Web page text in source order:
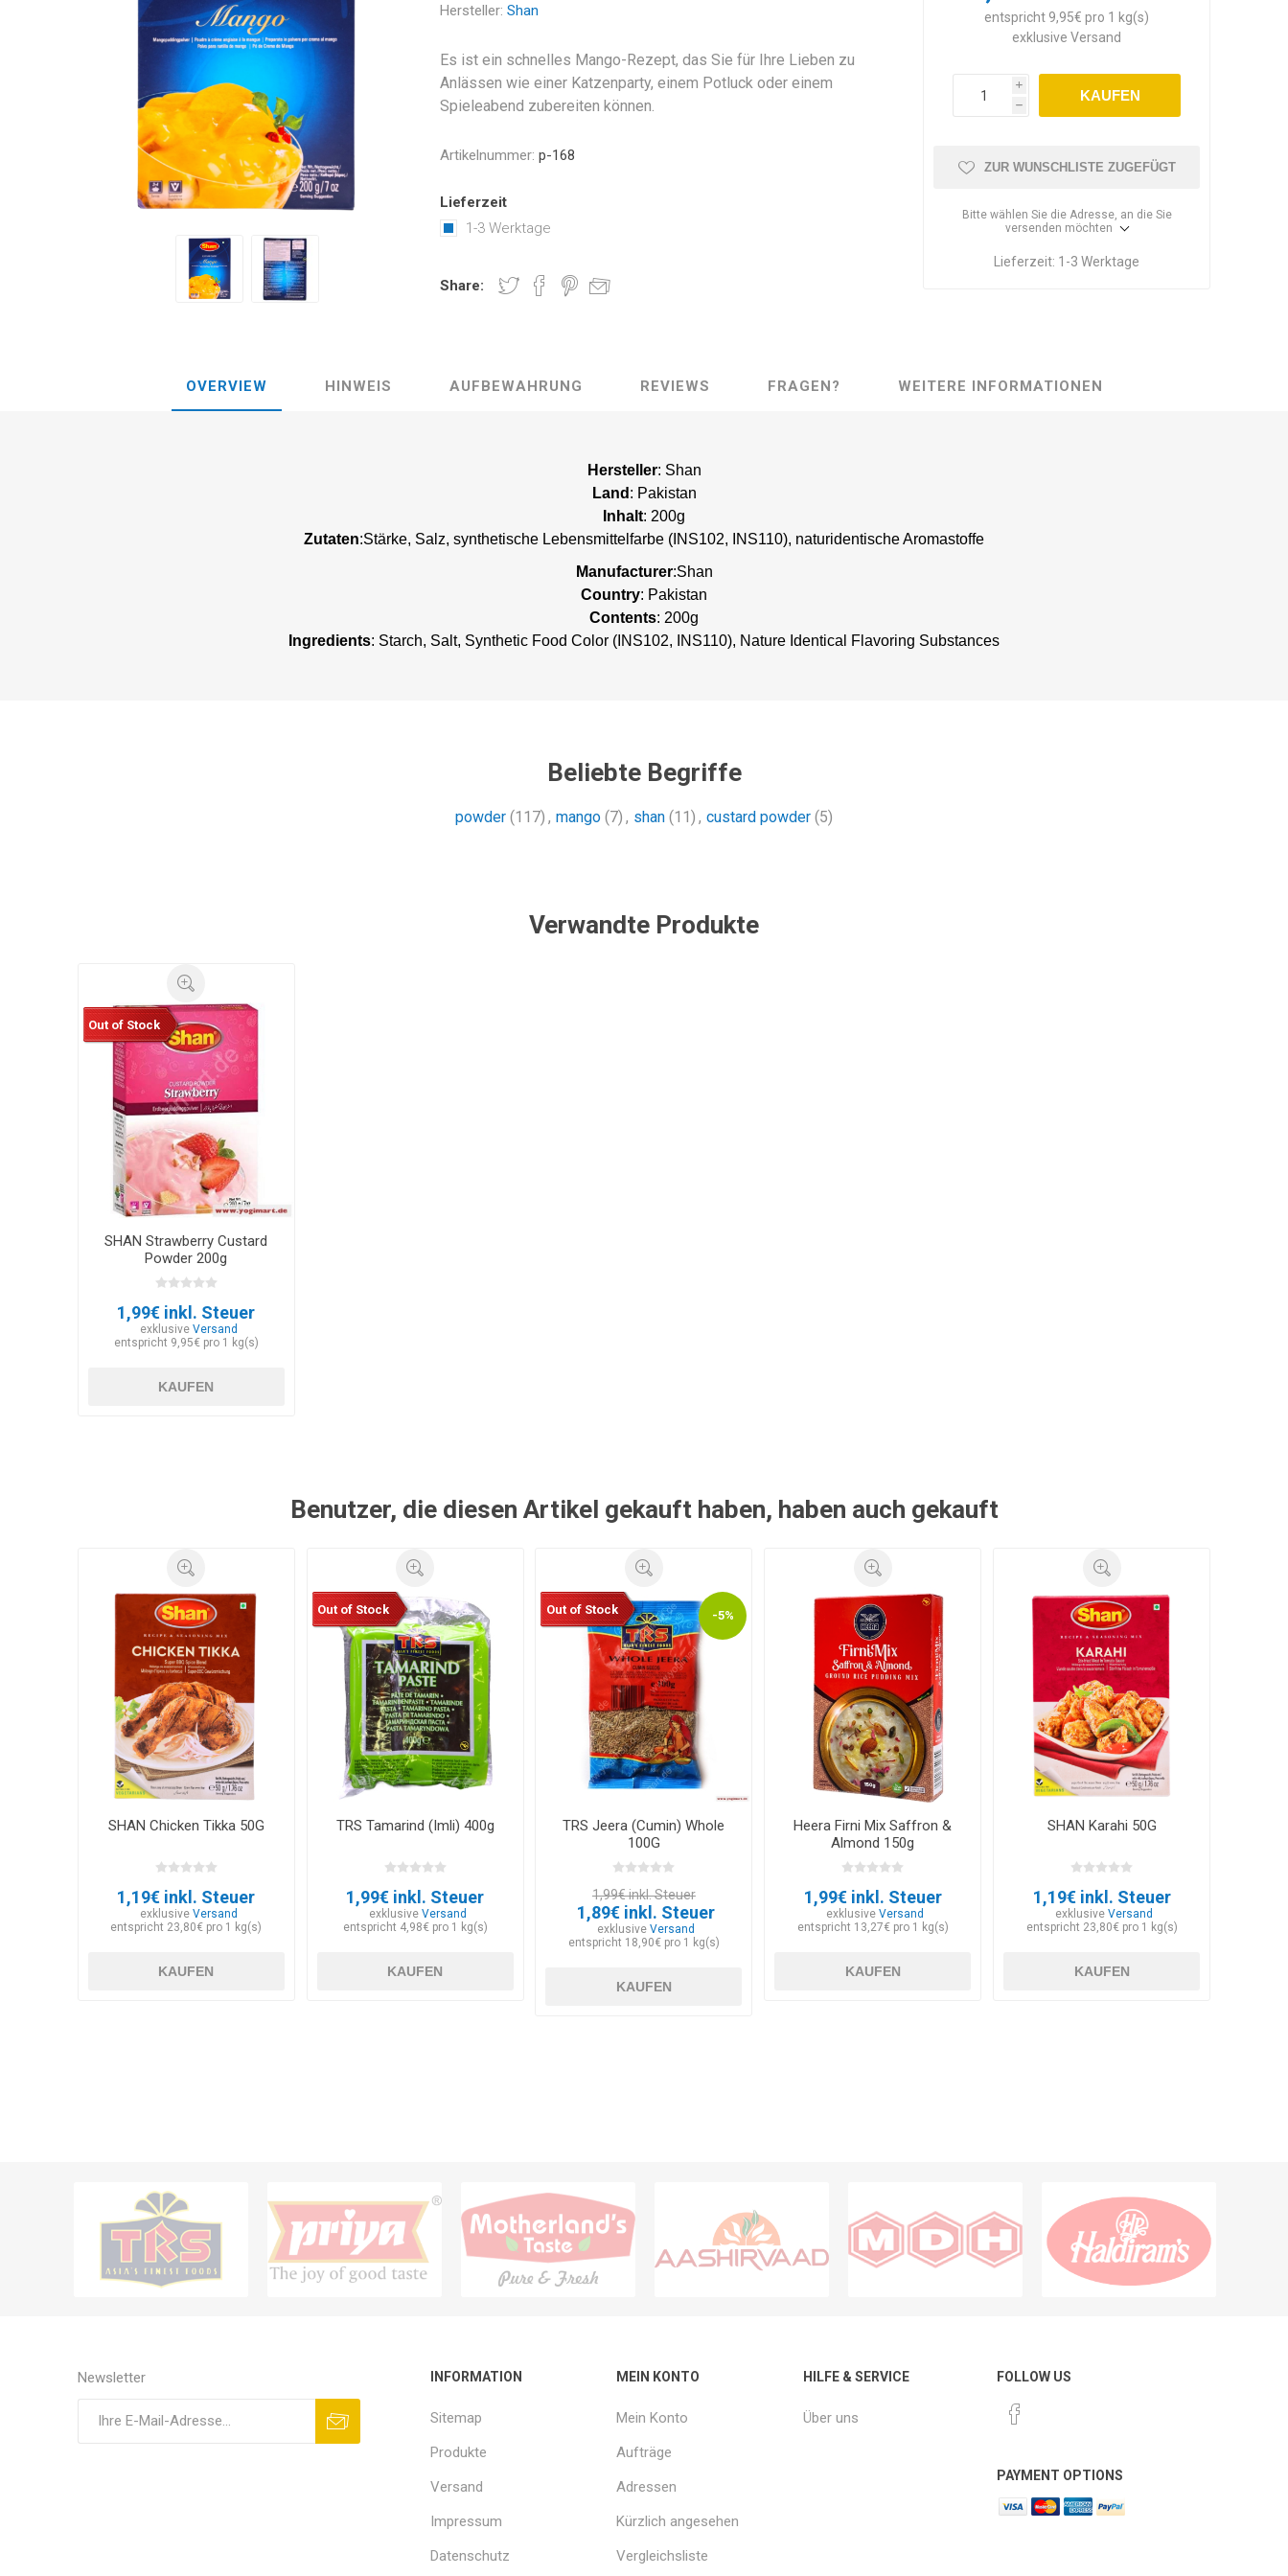
Hersteller: Shan
Es ist ein schnelles Mango-Rezept, das Sie für Ihre Lieben zu
Anlässen wie einer Katzenparty, einem Potluck oder einem
Spieleabend zubereiten können.
Artikelnummer: p-168
Lieferzeit
1-3 Werktage
Share:
entspricht 9,95€ pro 1 kg(s)
exklusiveVersand
i
h
KAUFEN
ZUR WUNSCHLISTE ZUGEFÜGT
Bitte wählen Sie die Adresse, an die Sie
versenden möchten
Lieferzeit: 1-3 Werktage
OVERVIEW HINWEIS AUFBEWAHRUNG REVIEWS FRAGEN? WEITERE INFORMATIONEN
Hersteller: Shan
Land : Pakistan
Inhalt: 200g
Zutaten:Stärke, Salz, synthetische Lebensmittelfarbe (INS102, INS110), naturidentische Aromastoffe
Manufacturer:Shan
Country: Pakistan
Contents: 200g
Ingredients: Starch, Salt, Synthetic Food Color (INS102, INS110), Nature Identical Flavoring Substances
Beliebte Begriffe
powder (117) , mango (7) , shan (11) , custard powder (5)
Verwandte Produkte
Out of Stock
SHAN Strawberry Custard
Powder 200g
1,99€ inkl. Steuer
exklusive Versand
entspricht 9,95€ pro 1 kg(s)
KAUFEN
Benutzer, die diesen Artikel gekauft haben, haben auch gekauft
SHAN Chicken Tikka 50G
1,19€ inkl. Steuer
exklusive Versand
entspricht 23,80€ pro 1 kg(s)
KAUFEN
Out of Stock
TRS Tamarind (Imli) 400g
1,99€ inkl. Steuer
exklusive Versand
entspricht 4,98€ pro 1 kg(s)
KAUFEN
-5%
Out of Stock
TRS Jeera (Cumin) Whole
100G
1,99€ inkl. Steuer
1,89€ inkl. Steuer
exklusiveVersand
entspricht 18,90€ pro 1 kg(s)
KAUFEN
Heera Firni Mix Saffron &
Almond 150g
1,99€ inkl. Steuer
exklusiveVersand
entspricht 13,27€ pro 1 kg(s)
KAUFEN
SHAN Karahi 50G
1,19€ inkl. Steuer
exklusiveVersand
entspricht 23,80€ pro 1 kg(s)
KAUFEN
Newsletter INFORMATION
Sitemap
Produkte
Versand
Impressum
Datenschutz
MEIN KONTO
Mein Konto
Aufträge
Adressen
Kürzlich angesehen
Vergleichsliste
HILFE & SERVICE
Über uns
FOLLOW US
PAYMENT OPTIONS